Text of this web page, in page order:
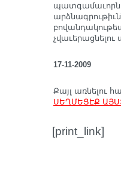
չվաւերացնելու
17-11-2009
Քայլ առնելու
ՍԵՂՄԵՑԷՔ
[print_link]